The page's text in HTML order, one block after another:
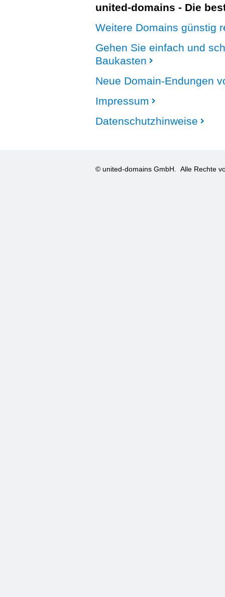
united-domains - Die
Weitere Domains günstig
Gehen Sie einfach und
Baukasten
Neue Domain-Endungen
Impressum
Datenschutzhinweise
© united-domains GmbH. Alle Rechte